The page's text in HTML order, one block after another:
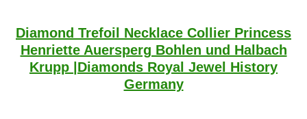
Diamond Trefoil Necklace Collier Princess
Henriette Auersperg Bohlen und Halbach
Krupp |Diamonds Royal Jewel History
Germany